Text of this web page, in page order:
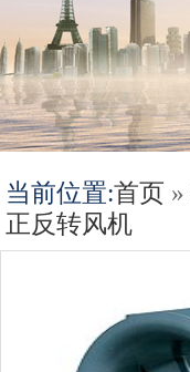
当前位置:首页 »
正反转风机